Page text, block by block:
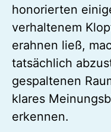
honorierten
verhaltenem
erahnen ließ,
tatsächlich
gespaltenen
klares
erkennen.